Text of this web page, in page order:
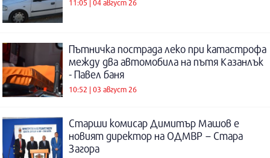
11:05 | 04 август 26
Пътничка пострада леко при катастрофа
между два автомобила на пътя Казанлък
- Павел баня
10:52 | 03 август 26
Старши комисар Димитър Машов е
новият директор на ОДМВР – Стара
Загора